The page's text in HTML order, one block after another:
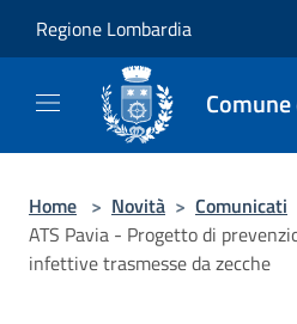
Regione Lombardia
Home > Novità > Comunicati
ATS Pavia - Progetto di
infettive trasmesse da zecche